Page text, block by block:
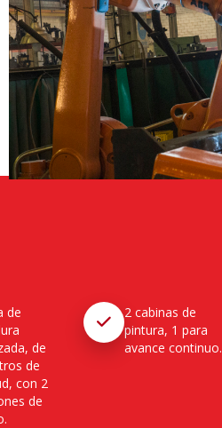
de
de
de
con 2
de
2 cabinas de
pintura, 1 para
avance continuo.